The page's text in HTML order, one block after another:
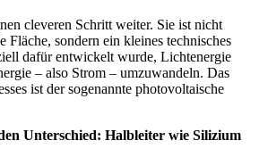
cleveren Schritt weiter. Sie ist nicht
Fläche, sondern ein kleines technisches
dafür entwickelt wurde, Lichtenergie
– also Strom – umzuwandeln. Das
ist der sogenannte photovoltaische
Unterschied: Halbleiter wie Silizium